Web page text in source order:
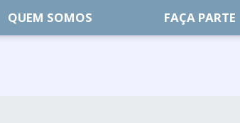
QUEM SOMOS FAÇA PARTE